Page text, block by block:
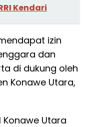
Kendari
izin
dan
di dukung oleh
Konawe Utara,
Konawe Utara